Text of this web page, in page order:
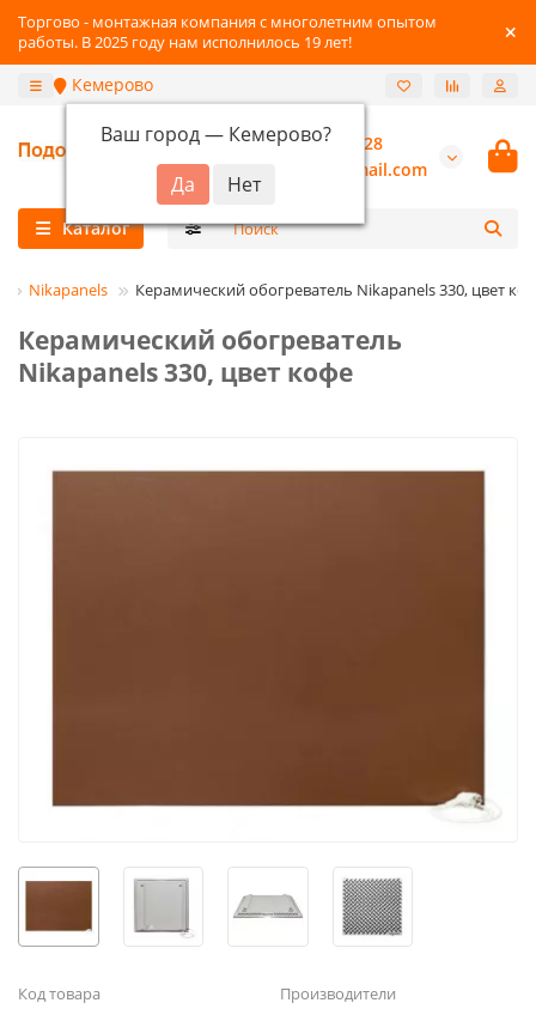
Торгово - монтажная компания с многолетним опытом
работы. В 2025 году нам исполнилось 19 лет!
Кемерово
Ваш город — Кемерово?
+7-3842-216-528
burannsk@gmail.com
Каталог
Nikapanels Керамический обогреватель Nikapanels 330, цвет
Керамический обогреватель
Nikapanels 330, цвет кофе
Код товара Производители